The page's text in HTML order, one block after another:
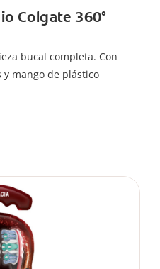
Colgate 360°
bucal completa. Con
mango de plástico